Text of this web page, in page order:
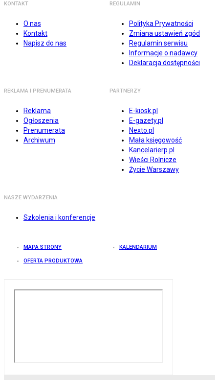
KONTAKT
O nas
Kontakt
Napisz do nas
REGULAMIN
Polityka Prywatności
Zmiana ustawień zgód
Regulamin serwisu
Informacje o nadawcy
Deklaracja dostępności
REKLAMA I PRENUMERATA
Reklama
Ogłoszenia
Prenumerata
Archiwum
PARTNERZY
E-kiosk.pl
E-gazety.pl
Nexto.pl
Mała księgowość
Kancelarierp.pl
Wieści Rolnicze
Życie Warszawy
NASZE WYDARZENIA
Szkolenia i konferencje
MAPA STRONY KALENDARIUM
OFERTA PRODUKTOWA